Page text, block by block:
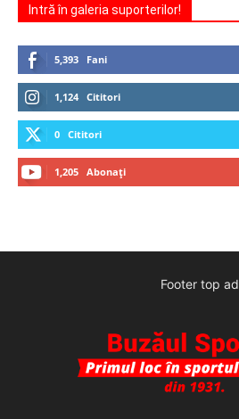
Intră în galeria suporterilor!
5,393 Fani
1,124 Cititori
0 Cititori
1,205 Abonați
Footer top ad